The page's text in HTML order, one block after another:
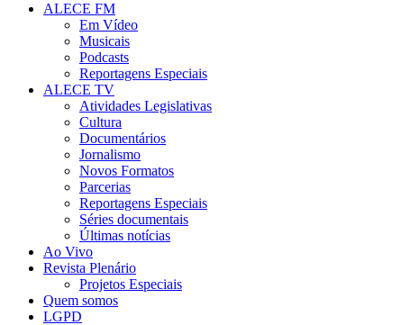
ALECE FM
Em Vídeo
Musicais
Podcasts
Reportagens Especiais
ALECE TV
Atividades Legislativas
Cultura
Documentários
Jornalismo
Novos Formatos
Parcerias
Reportagens Especiais
Séries documentais
Últimas notícias
Ao Vivo
Revista Plenário
Projetos Especiais
Quem somos
LGPD